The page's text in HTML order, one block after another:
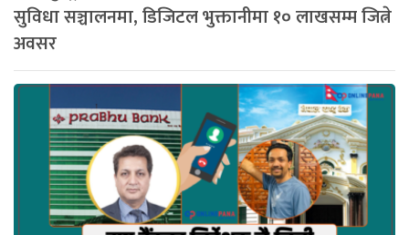
सुविधा सञ्चालनमा, डिजिटल भुक्तानीमा १० लाखसम्म जित्ने
अवसर